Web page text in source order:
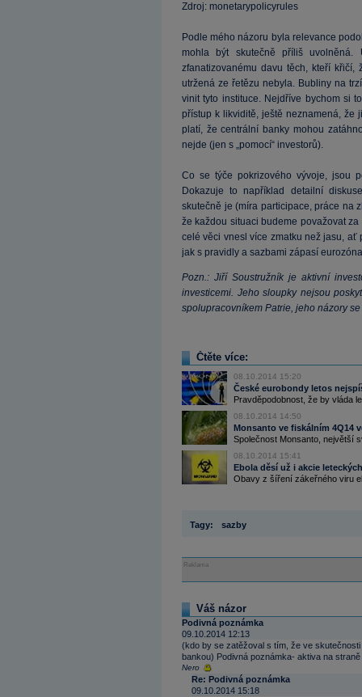
Zdroj: monetarypolicyrules
Podle mého názoru byla relevance
mohla být skutečně příliš
zfanatizovanému davu těch, kteří
utržená ze řetězu nebyla. Bubliny na
vinit tyto instituce. Nejdříve bychom si
přístup k likviditě, ještě neznamená, že
platí, že centrální banky mohou
nejde (jen s „pomocí“ investorů).
Co se týče pokrizového vývoje, jsou
Dokazuje to například detailní
skutečně je (míra participace, práce na
že každou situaci budeme považovat
celé věci vnesl více zmatku než jasu, ať
jak s pravidly a sazbami zápasí
Pozn.: Jiří Soustružník je aktivní
investicemi. Jeho sloupky nejsou
spolupracovníkem Patrie, jeho názory
Čtěte více:
08.10.2014 15:20
České eurobondy letos
Pravděpodobnost, že by vláda
08.10.2014 14:50
Monsanto ve fiskálním 4Q14
Společnost Monsanto, největší
08.10.2014 15:41
Ebola děsí už i akcie
Obavy z šíření zákeřného viru
Tagy: sazby
Reklama
Váš názor
Podivná poznámka
09.10.2014 12:13
(kdo by se zatěžoval s tím, že ve
bankou) Podivná poznámka- aktiva na
Nero
Re: Podivná poznámka
09.10.2014 15:18